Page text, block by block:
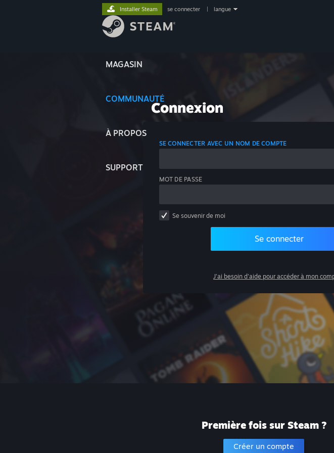
MAGASIN
COMMUNAUTÉ
À PROPOS
SUPPORT
Installer Steam se connecter langue
Connexion
SE CONNECTER AVEC UN NOM DE COMPTE
MOT DE PASSE
Se souvenir de moi
Se connecter
J'ai besoin d'aide pour accéder à mon
Première fois sur Steam ?
Créer un compte